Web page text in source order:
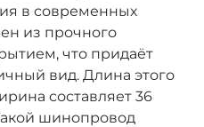
в современных
из прочного
что придаёт
вид. Длина этого
составляет 36
шинопровод